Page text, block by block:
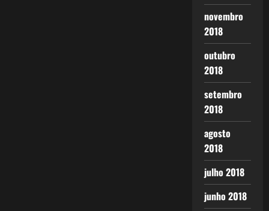
novembro
2018
outubro
2018
setembro
2018
agosto
2018
julho 2018
junho 2018